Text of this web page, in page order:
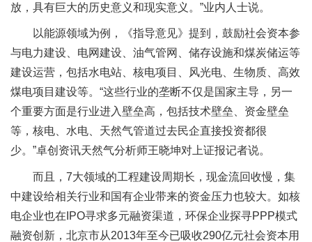
放，具有巨大的历史意义和现实意义。”业内人士说。
以能源领域为例，《指导意见》提到，鼓励社会资本参
与电力建设、电网建设、油气管网、储存设施和煤炭储运等
建设运营，包括水电站、核电项目、风光电、生物质、高效
煤电项目建设等。“这些行业的垄断不仅是国家主导，另一
个重要方面是行业进入壁垒高，包括技术壁垒、资金壁垒
等，核电、水电、天然气管道过去民企直接投资都很
少。”卓创资讯天然气分析师王晓坤对上证报记者说。
而且，7大领域的工程建设周期长，现金流回收慢，集
中建设给相关行业和国有企业带来的资金压力也较大。如核
电企业也在IPO寻求多元融资渠道，环保企业探寻PPP模式
融资创新，北京市从2013年至今已吸收290亿元社会资本用